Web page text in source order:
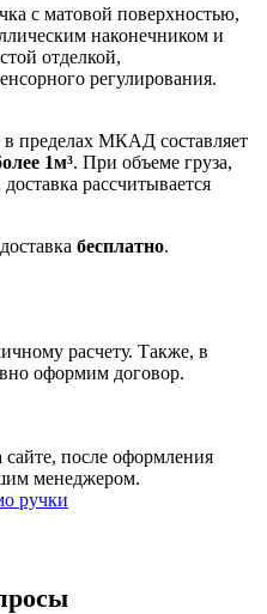
с матовой поверхностью,
наконечником и
отделкой,
регулирования.
пределах МКАД составляет
1м³. При объеме груза,
рассчитывается
бесплатно.
расчету. Также, в
оформим договор.
после оформления
менеджером.
ручки